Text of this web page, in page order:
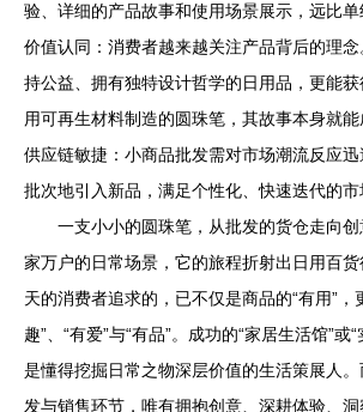
验、详细的产品故事和使用场景展示，远比单
价值认同：消费者越来越关注产品背后的理
持公益、拥有独特设计哲学的日用品，更能
用可再生材料制造的圆珠笔，其故事本身就能
供应链敏捷：小商品批发需对市场潮流反应
批次地引入新品，满足个性化、快速迭代的市
一支小小的圆珠笔，从批发的货仓走向
家万户的日常场景，它的旅程折射出日用百
天的消费者追求的，已不仅是商品的“有用”，
趣”、“有爱”与“有品”。成功的“家居生活馆”或
是懂得挖掘日常之物深层价值的生活策展人
发与销售环节，唯有拥抱创意、深耕体验、